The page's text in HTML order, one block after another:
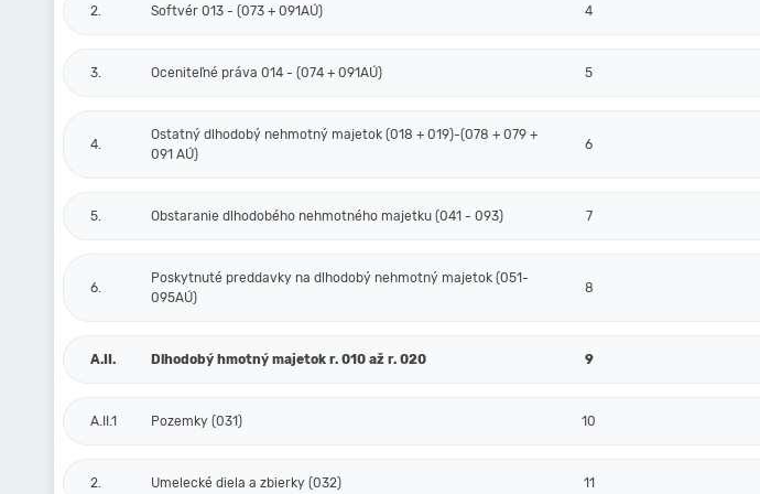
2. Softvér 013 - (073 + 091AÚ) 4
3. Oceniteľné práva 014 - (074 + 091AÚ) 5
4.
Ostatný dlhodobý nehmotný majetok (018 + 019)-(078 + 079 +
091 AÚ)
6
5. Obstaranie dlhodobého nehmotného majetku (041 - 093) 7
6.
Poskytnuté preddavky na dlhodobý nehmotný majetok (051-
095AÚ)
8
A.II. Dlhodobý hmotný majetok r. 010 až r. 020 9
A.II.1 Pozemky (031) 10
2. Umelecké diela a zbierky (032) 11